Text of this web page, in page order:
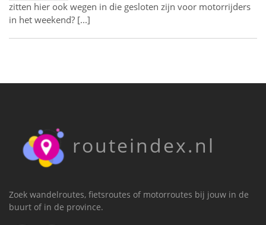
zitten hier ook wegen in die gesloten zijn voor motorrijders
in het weekend? [...]
routeindex.nl
Zoek wandelroutes, fietsroutes of motorroutes bij jouw in de
buurt of in de province.